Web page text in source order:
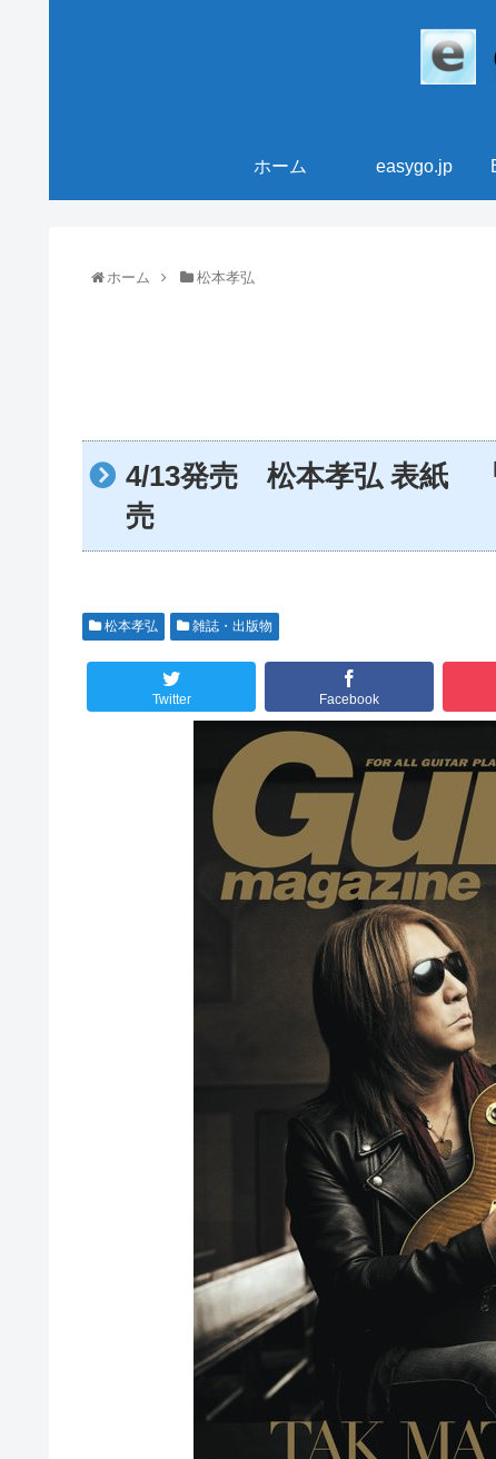
ホーム easygo.jp
ホーム 松本孝弘
4/13発売 松本孝弘 表紙
売
松本孝弘 雑誌・出版物
Twitter Facebook